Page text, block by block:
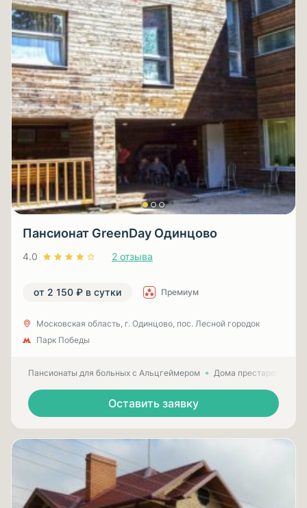
Пансионат GreenDay Одинцово
4.0 2 отзыва
от 2 150 ₽ в сутки Премиум
Московская область, г. Одинцово, пос. Лесной городок
Парк Победы
Пансионаты для больных с Альцгеймером Дома престарелых
Оставить заявку